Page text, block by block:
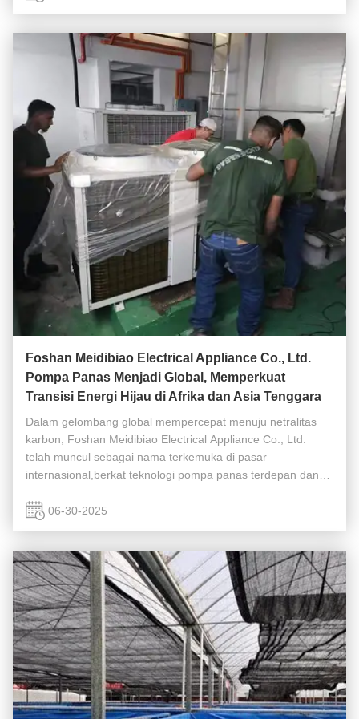
Foshan Meidibiao Electrical Appliance Co., Ltd.
Pompa Panas Menjadi Global, Memperkuat
Transisi Energi Hijau di Afrika dan Asia Tenggara
Dalam gelombang global mempercepat menuju netralitas
karbon, Foshan Meidibiao Electrical Appliance Co., Ltd.
telah muncul sebagai nama terkemuka di pasar
internasional,berkat teknologi pompa panas terdepan dan
produk perusahaan telah secara ...
06-30-2025